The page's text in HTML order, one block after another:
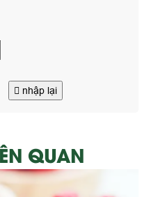
nhập lại
QUAN